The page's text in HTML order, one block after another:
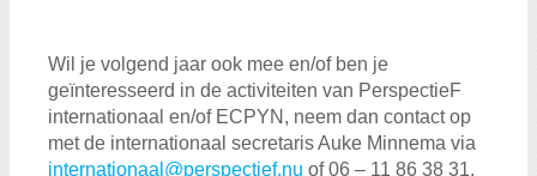
Wil je volgend jaar ook mee en/of ben je
geïnteresseerd in de activiteiten van PerspectieF
internationaal en/of ECPYN, neem dan contact op
met de internationaal secretaris Auke Minnema via
internationaal@perspectief.nu of 06 – 11 86 38 31.